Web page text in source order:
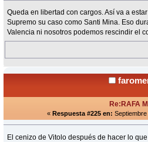
Queda en libertad con cargos. Así va a
Supremo su caso como Santi Mina. Eso
Valencia ni nosotros podemos rescindir el
Re:RAFA
« Respuesta #225 en:
El cenizo de Vitolo después de hacer lo